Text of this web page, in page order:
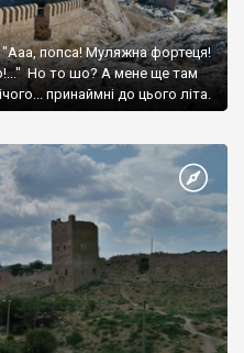
попса! Муляжна фортеця!
Но то шо? А мене ще там
принаймні до цього літа.